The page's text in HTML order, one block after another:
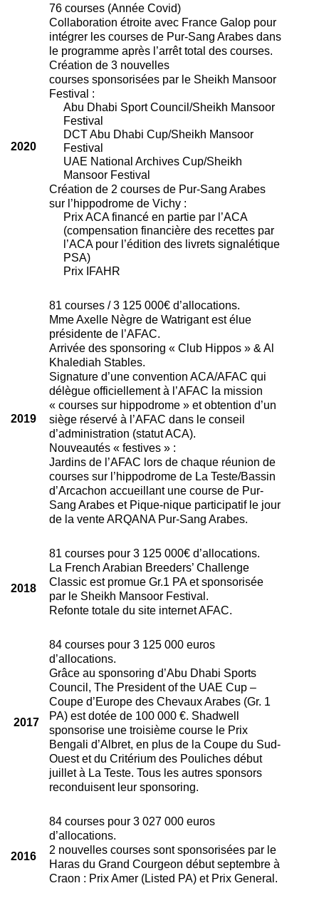
2020
76 courses (Année Covid)
Collaboration étroite avec France Galop pour
intégrer les courses de Pur-Sang Arabes dans
le programme après l’arrêt total des courses.
Création de 3 nouvelles
courses sponsorisées par le Sheikh Mansoor
Festival :
Abu Dhabi Sport Council/Sheikh Mansoor
Festival
DCT Abu Dhabi Cup/Sheikh Mansoor
Festival
UAE National Archives Cup/Sheikh
Mansoor Festival
Création de 2 courses de Pur-Sang Arabes
sur l’hippodrome de Vichy :
Prix ACA financé en partie par l’ACA
(compensation financière des recettes par
l’ACA pour l’édition des livrets signalétique
PSA)
Prix IFAHR
2019
81 courses / 3 125 000€ d’allocations.
Mme Axelle Nègre de Watrigant est élue
présidente de l’AFAC.
Arrivée des sponsoring « Club Hippos » & Al
Khalediah Stables.
Signature d’une convention ACA/AFAC qui
délègue officiellement à l’AFAC la mission
« courses sur hippodrome » et obtention d’un
siège réservé à l’AFAC dans le conseil
d’administration (statut ACA).
Nouveautés « festives » :
Jardins de l’AFAC lors de chaque réunion de
courses sur l’hippodrome de La Teste/Bassin
d’Arcachon accueillant une course de Pur-
Sang Arabes et Pique-nique participatif le jour
de la vente ARQANA Pur-Sang Arabes.
2018
81 courses pour 3 125 000€ d’allocations.
La French Arabian Breeders’ Challenge
Classic est promue Gr.1 PA et sponsorisée
par le Sheikh Mansoor Festival.
Refonte totale du site internet AFAC.
2017
84 courses pour 3 125 000 euros
d’allocations.
Grâce au sponsoring d’Abu Dhabi Sports
Council, The President of the UAE Cup –
Coupe d’Europe des Chevaux Arabes (Gr. 1
PA) est dotée de 100 000 €. Shadwell
sponsorise une troisième course le Prix
Bengali d’Albret, en plus de la Coupe du Sud-
Ouest et du Critérium des Pouliches début
juillet à La Teste. Tous les autres sponsors
reconduisent leur sponsoring.
2016
84 courses pour 3 027 000 euros
d’allocations.
2 nouvelles courses sont sponsorisées par le
Haras du Grand Courgeon début septembre à
Craon : Prix Amer (Listed PA) et Prix General.